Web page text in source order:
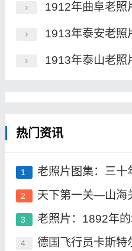
1912年曲阜老照片 孔
1913年泰安老照片
1913年泰山老照片
热门资讯
1 老照片图集：三十
2 天下第一关—山海
3 老照片：1892年
4 德国飞行员卡斯特